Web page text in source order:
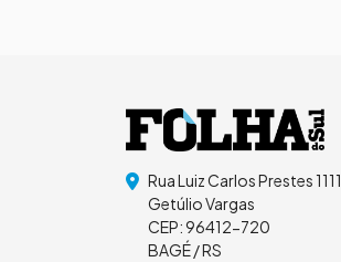
Rua Luiz Carlos Prestes 1111
Getúlio Vargas
CEP: 96412-720
BAGÉ / RS